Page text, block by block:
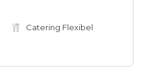
Catering Flexibel